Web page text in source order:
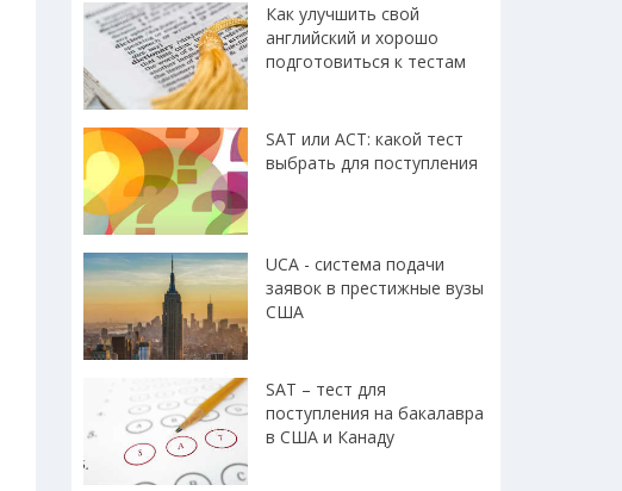
Как улучшить свой
английский и хорошо
подготовиться к тестам
SAT или ACT: какой тест
выбрать для поступления
UCA - система подачи
заявок в престижные вузы
США
SAT – тест для
поступления на бакалавра
в США и Канаду